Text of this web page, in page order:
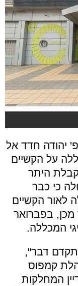
יהודה חדד אל
על הקשיים
קבלת היתר
כי כבר
לאור הקשיים
בפברואר
לא התקדם דבר",
קמפוס
המחלקות